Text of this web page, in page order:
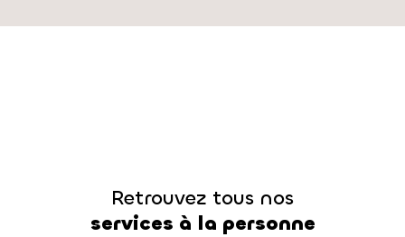
Retrouvez tous nos
services à la personne